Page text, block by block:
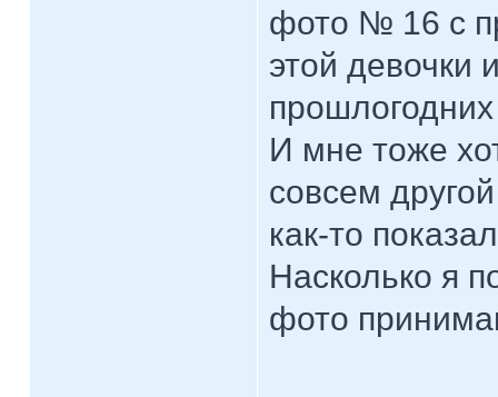
фото № 16 с
этой девочки
И мне тоже
совсем
как-то
Насколько я
фото